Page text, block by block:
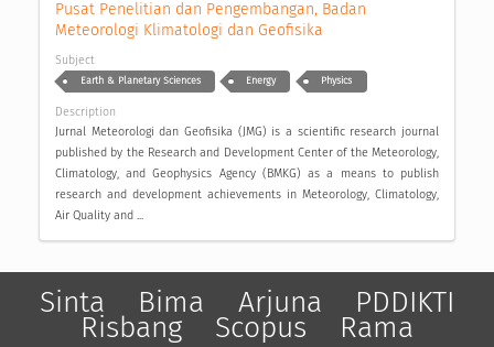
Pusat Penelitian dan Pengembangan, Badan
Meteorologi Klimatologi dan Geofisika
Subject
Earth & Planetary Sciences Energy Physics
Description
Jurnal Meteorologi dan Geofisika (JMG) is a scientific research journal
published by the Research and Development Center of the Meteorology,
Climatology, and Geophysics Agency (BMKG) as a means to publish
research and development achievements in Meteorology, Climatology,
Air Quality and ...
Sinta Bima Arjuna PDDIKTI
Risbang Scopus Rama